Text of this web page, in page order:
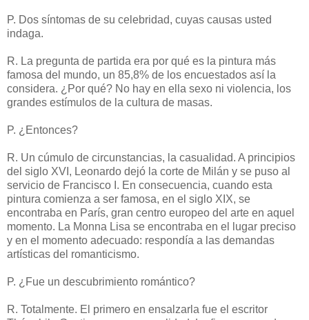
P. Dos síntomas de su celebridad, cuyas causas usted
indaga.
R. La pregunta de partida era por qué es la pintura más
famosa del mundo, un 85,8% de los encuestados así la
considera. ¿Por qué? No hay en ella sexo ni violencia, los
grandes estímulos de la cultura de masas.
P. ¿Entonces?
R. Un cúmulo de circunstancias, la casualidad. A principios
del siglo XVI, Leonardo dejó la corte de Milán y se puso al
servicio de Francisco I. En consecuencia, cuando esta
pintura comienza a ser famosa, en el siglo XIX, se
encontraba en París, gran centro europeo del arte en aquel
momento. La Monna Lisa se encontraba en el lugar preciso
y en el momento adecuado: respondía a las demandas
artísticas del romanticismo.
P. ¿Fue un descubrimiento romántico?
R. Totalmente. El primero en ensalzarla fue el escritor